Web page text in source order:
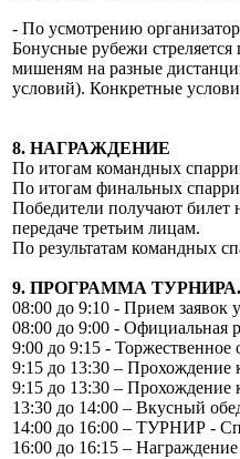
- По усмотрению
Бонусные рубежи
мишеням на разные
условий). Конкретные
8. НАГРАЖДЕНИЕ
По итогам командных
По итогам финальных
Победители получают билет
передаче третьим лицам.
По результатам командных
9. ПРОГРАММА ТУРНИРА.
08:00 до 9:10 - Прием заявок
08:00 до 9:00 - Официальная
9:00 до 9:15 - Торжественное
9:15 до 13:30 – Прохождение
9:15 до 13:30 – Прохождение
13:30 до 14:00 – Вкусный
14:00 до 16:00 – ТУРНИР -
16:00 до 16:15 –